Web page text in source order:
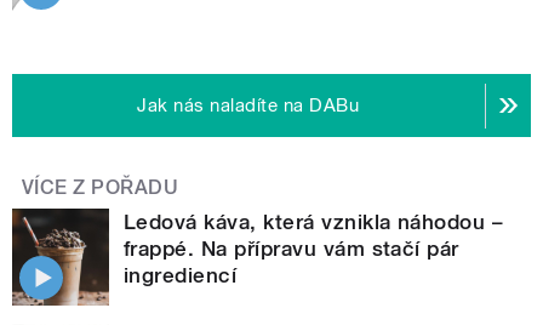
Jak nás naladíte na DABu
VÍCE Z POŘADU
Ledová káva, která vznikla náhodou –
frappé. Na přípravu vám stačí pár
ingrediencí